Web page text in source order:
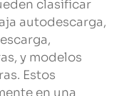
clasificar
autodescarga,
y modelos
Estos
en una